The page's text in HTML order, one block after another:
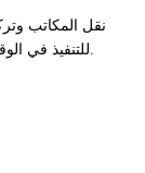
نقل المكاتب